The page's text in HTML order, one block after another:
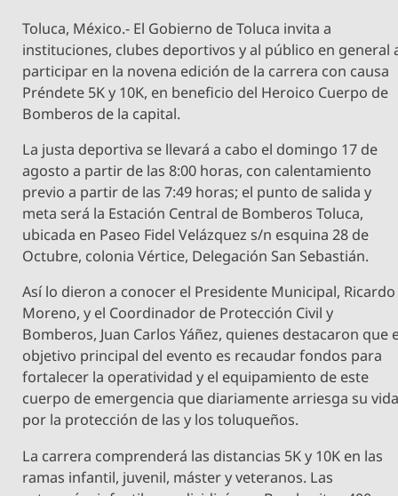
Toluca, México.- El Gobierno de Toluca invita a
instituciones, clubes deportivos y al público en general
participar en la novena edición de la carrera con causa
Préndete 5K y 10K, en beneficio del Heroico Cuerpo de
Bomberos de la capital.
La justa deportiva se llevará a cabo el domingo 17 de
agosto a partir de las 8:00 horas, con calentamiento
previo a partir de las 7:49 horas; el punto de salida y
meta será la Estación Central de Bomberos Toluca,
ubicada en Paseo Fidel Velázquez s/n esquina 28 de
Octubre, colonia Vértice, Delegación San Sebastián.
Así lo dieron a conocer el Presidente Municipal, Ricardo
Moreno, y el Coordinador de Protección Civil y
Bomberos, Juan Carlos Yáñez, quienes destacaron que
objetivo principal del evento es recaudar fondos para
fortalecer la operatividad y el equipamiento de este
cuerpo de emergencia que diariamente arriesga su
por la protección de las y los toluqueños.
La carrera comprenderá las distancias 5K y 10K en las
ramas infantil, juvenil, máster y veteranos. Las